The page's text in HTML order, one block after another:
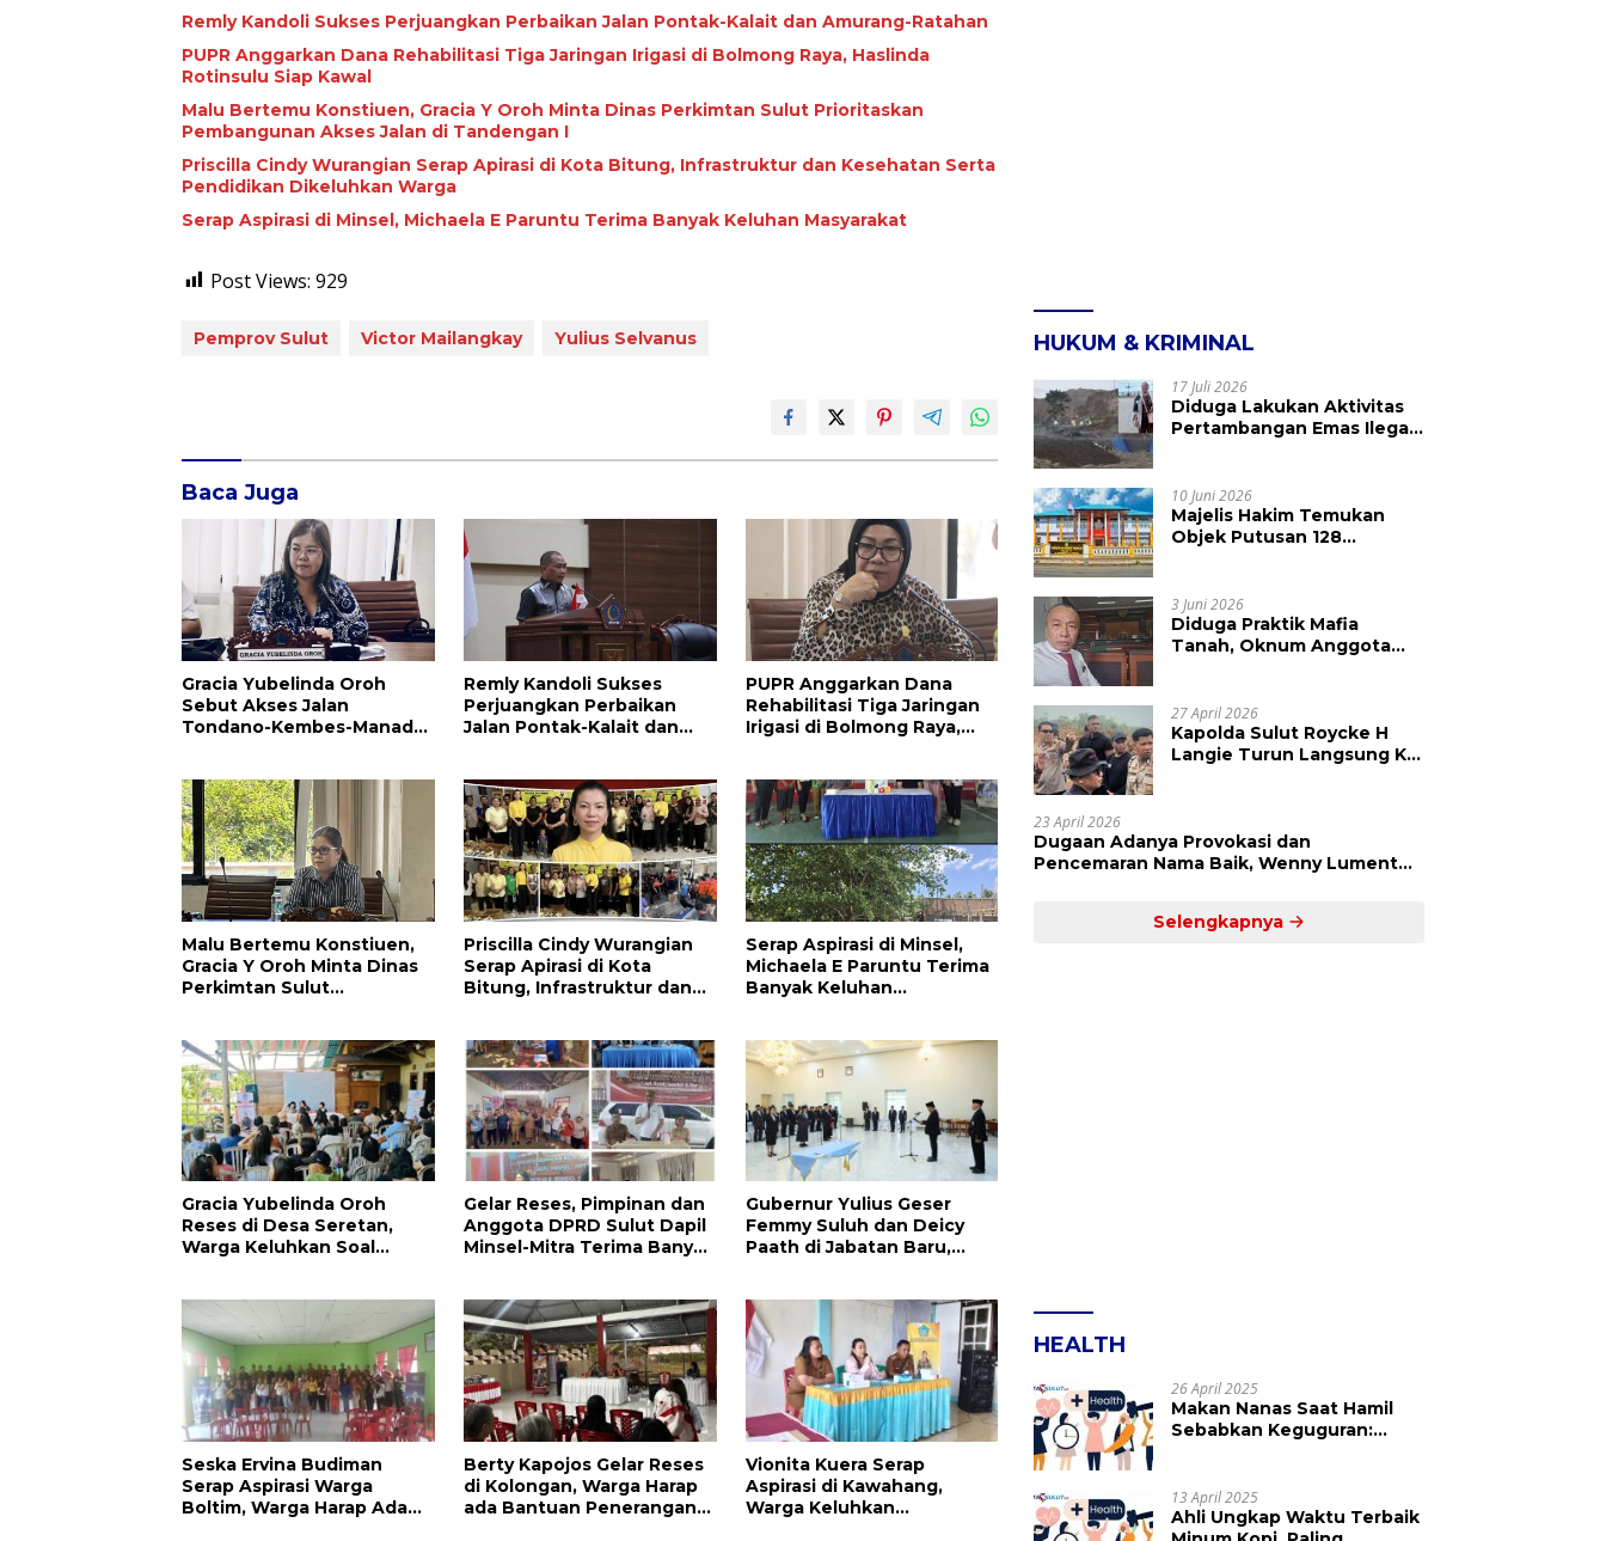
Remly Kandoli Sukses Perjuangkan Perbaikan Jalan Pontak-Kalait dan Amurang-Ratahan
PUPR Anggarkan Dana Rehabilitasi Tiga Jaringan Irigasi di Bolmong Raya, Haslinda
Rotinsulu Siap Kawal
Malu Bertemu Konstiuen, Gracia Y Oroh Minta Dinas Perkimtan Sulut Prioritaskan
Pembangunan Akses Jalan di Tandengan I
Priscilla Cindy Wurangian Serap Apirasi di Kota Bitung, Infrastruktur dan Kesehatan Serta
Pendidikan Dikeluhkan Warga
Serap Aspirasi di Minsel, Michaela E Paruntu Terima Banyak Keluhan Masyarakat
Post Views: 929
Pemprov Sulut Victor Mailangkay Yulius Selvanus
Baca Juga
Gracia Yubelinda Oroh
Sebut Akses Jalan
Tondano-Kembes-Manado
Remly Kandoli Sukses
Perjuangkan Perbaikan
Jalan Pontak-Kalait dan
PUPR Anggarkan Dana
Rehabilitasi Tiga Jaringan
Irigasi di Bolmong Raya,
Malu Bertemu Konstiuen,
Gracia Y Oroh Minta Dinas
Perkimtan Sulut
Priscilla Cindy Wurangian
Serap Apirasi di Kota
Bitung, Infrastruktur dan
Warga
Serap Aspirasi di Minsel,
Michaela E Paruntu Terima
Banyak Keluhan
Gracia Yubelinda Oroh
Reses di Desa Seretan,
Warga Keluhkan Soal
Gelar Reses, Pimpinan dan
Anggota DPRD Sulut Dapil
Minsel-Mitra Terima Banyak
Gubernur Yulius Geser
Femmy Suluh dan Deicy
Paath di Jabatan Baru,
Seska Ervina Budiman
Serap Aspirasi Warga
Boltim, Warga Harap Ada
Berty Kapojos Gelar Reses
di Kolongan, Warga Harap
ada Bantuan Penerangan
Vionita Kuera Serap
Aspirasi di Kawahang,
Warga Keluhkan
HUKUM & KRIMINAL
17 Juli 2026
Diduga Lakukan Aktivitas
Pertambangan Emas Ilegal
Tangkap Vinni Sondakh
10 Juni 2026
Majelis Hakim Temukan
Objek Putusan 128
Atas Putusan PN Tondano
3 Juni 2026
Diduga Praktik Mafia
Tanah, Oknum Anggota
27 April 2026
Kapolda Sulut Roycke H
Langie Turun Langsung Ke
23 April 2026
Dugaan Adanya Provokasi dan
Pencemaran Nama Baik, Wenny Lumentut
Selengkapnya
HEALTH
26 April 2025
Makan Nanas Saat Hamil
Sebabkan Keguguran:
13 April 2025
Ahli Ungkap Waktu Terbaik